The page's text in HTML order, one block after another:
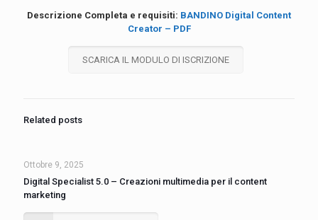
Descrizione Completa e requisiti: BANDINO Digital Content
Creator – PDF
SCARICA IL MODULO DI ISCRIZIONE
Related posts
Ottobre 9, 2025
Digital Specialist 5.0 – Creazioni multimedia per il content
marketing